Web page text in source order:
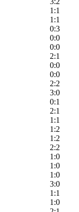
1:1
1:1
0:3
0:0
0:0
2:1
0:0
0:0
2:2
3:0
0:1
2:1
1:1
1:2
1:2
2:2
1:0
1:0
1:0
3:0
1:1
1:0